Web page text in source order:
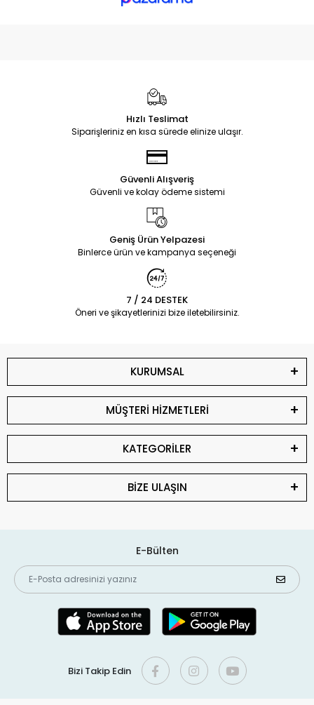
Hızlı Teslimat
Siparişleriniz en kısa sürede elinize ulaşır.
Güvenli Alışveriş
Güvenli ve kolay ödeme sistemi
Geniş Ürün Yelpazesi
Binlerce ürün ve kampanya seçeneği
7 / 24 DESTEK
Öneri ve şikayetlerinizi bize iletebilirsiniz.
KURUMSAL
MÜŞTERİ HİZMETLERİ
KATEGORİLER
BİZE ULAŞIN
E-Bülten
Bizi Takip Edin